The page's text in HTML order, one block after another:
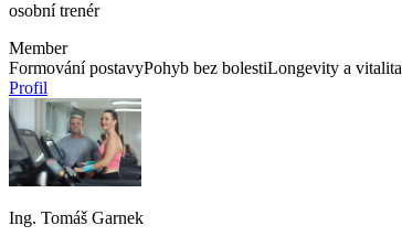
osobní trenér
Member
Formování postavyPohyb bez bolestiLongevity a vitalita
Profil
Ing. Tomáš Garnek